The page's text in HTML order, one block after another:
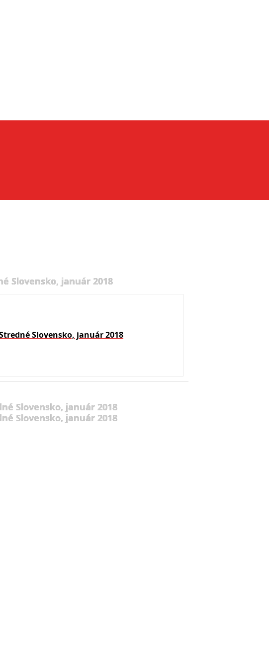
Slovensko, január 2018
Slovensko, január 2018
Slovensko, január 2018
Slovensko, január 2018